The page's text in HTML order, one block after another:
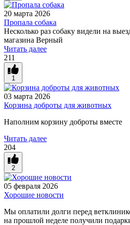
20 марта 2026
Пропала собака
Несколько раз собаку видели на
магазина Верный
Читать далее
211
1
03 марта 2026
Корзина доброты для животных
Наполним корзину доброты вместе
Читать далее
204
2
05 февраля 2026
Хорошие новости
Мы оплатили долги перед
на прошлой неделе получили